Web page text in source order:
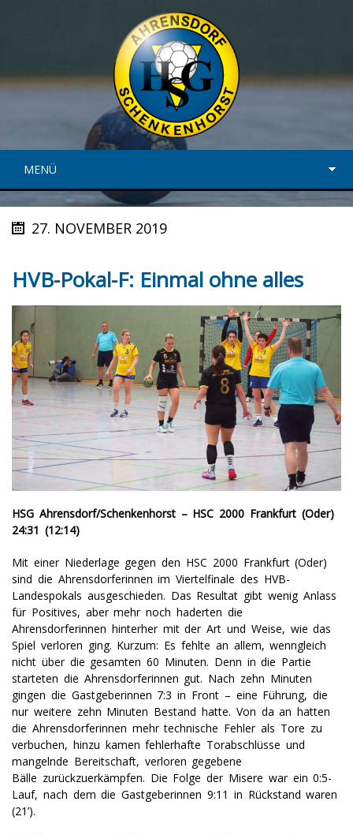
MENÜ
27. NOVEMBER 2019
HVB-Pokal-F: Einmal ohne alles
HSG Ahrensdorf/Schenkenhorst – HSC 2000 Frankfurt (Oder)
24:31 (12:14)
Mit einer Niederlage gegen den HSC 2000 Frankfurt (Oder)
sind die Ahrensdorferinnen im Viertelfinale des HVB-
Landespokals ausgeschieden. Das Resultat gibt wenig Anlass
für Positives, aber mehr noch haderten die
Ahrensdorferinnen hinterher mit der Art und Weise, wie das
Spiel verloren ging. Kurzum: Es fehlte an allem, wenngleich
nicht über die gesamten 60 Minuten. Denn in die Partie
starteten die Ahrensdorferinnen gut. Nach zehn Minuten
gingen die Gastgeberinnen 7:3 in Front – eine Führung, die
nur weitere zehn Minuten Bestand hatte. Von da an hatten
die Ahrensdorferinnen mehr technische Fehler als Tore zu
verbuchen, hinzu kamen fehlerhafte Torabschlüsse und
mangelnde Bereitschaft, verloren gegebene
Bälle zurückzuerkämpfen. Die Folge der Misere war ein 0:5-
Lauf, nach dem die Gastgeberinnen 9:11 in Rückstand waren
(21’).